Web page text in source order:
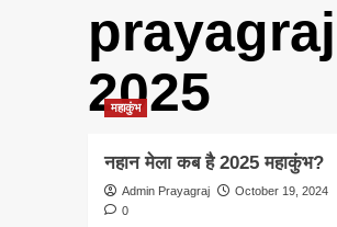
2025
महाकुंभ
नहान मेला कब है 2025 महाकुंभ?
Admin Prayagraj
October 19, 2024
0